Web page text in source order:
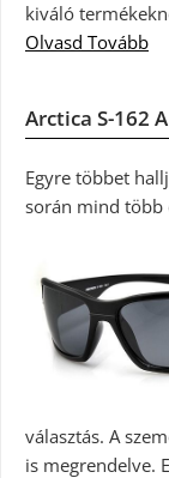
kiváló
Olvasd Tovább
Arctica S-162 A
Egyre többet
során mind több
választás. A
is megrendelve.